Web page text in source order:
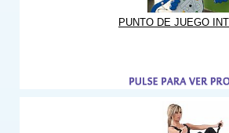
PUNTO DE JUEGO